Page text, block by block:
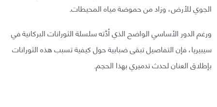
الجوي للأرض، وزاد من حموضة مياه المحيطات.
ورغم الدور الأساسي الواضح الذي أدَّته سلسلة الثورانات البركانية في
سيبيريا، فإن التفاصيل تبقى ضبابية حول كيفية تسبب هذه الثورانات
بإطلاق العنان لحدث تدميري بهذا الحجم.